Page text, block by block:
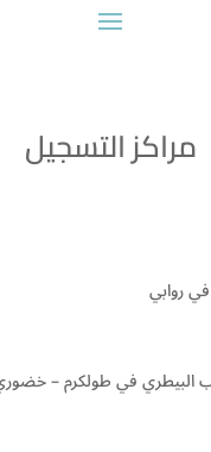
مراكز التسجيل
روابي
البيطري في طولكرم –